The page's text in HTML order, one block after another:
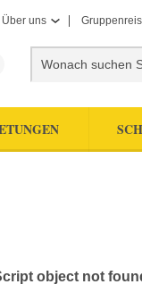
Über uns
object not